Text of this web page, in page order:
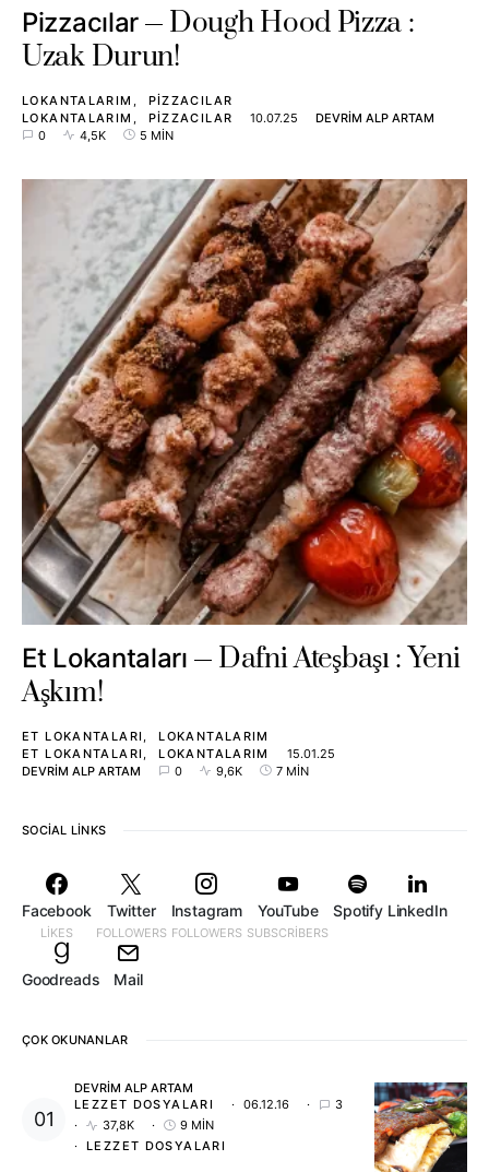
Pizzacılar
Dough Hood Pizza :
Uzak Durun!
LOKANTALARIM
PIZZACILAR
LOKANTALARIM
PIZZACILAR 10.07.25
DEVRIM ALP ARTAM
0
4,5K 5 MIN
Et Lokantaları
Dafni Ateşbaşı : Yeni
Aşkım!
ET LOKANTALARI
LOKANTALARIM
ET LOKANTALARI
LOKANTALARIM
15.01.25
DEVRIM ALP ARTAM
0 9,6K 7 MIN
SOCIAL LINKS
Facebook
LIKES
Twitter
FOLLOWERS
Instagram
FOLLOWERS
YouTube
SUBSCRIBERS
Spotify LinkedIn
Goodreads Mail
ÇOK OKUNANLAR
DEVRIM ALP ARTAM
LEZZET DOSYALARI
06.12.16
3
37,8K
9 MIN
LEZZET DOSYALARI